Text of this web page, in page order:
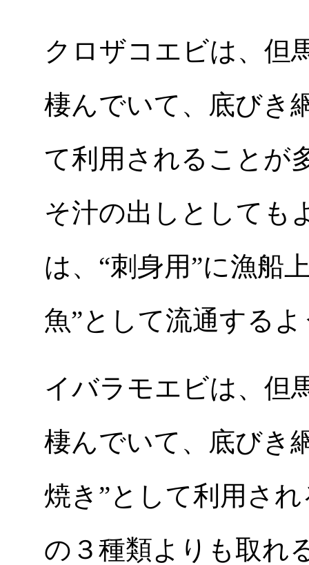
クロザコエビは、但
棲んでいて、底びき
て利用されることが
そ汁の出しとしても
は、“刺身用”に漁船
魚”として流通する
イバラモエビは、但
棲んでいて、底びき
焼き”として利用さ
の３種類よりも取れ